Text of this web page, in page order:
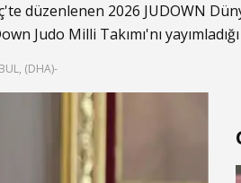
düzenlenen 2026 JUDOWN
Judo Milli Takımı'nı
(DHA)-